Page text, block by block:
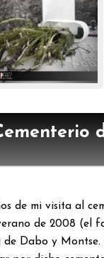
de mi visita al
de 2008 (el
de Dabo y Montse.